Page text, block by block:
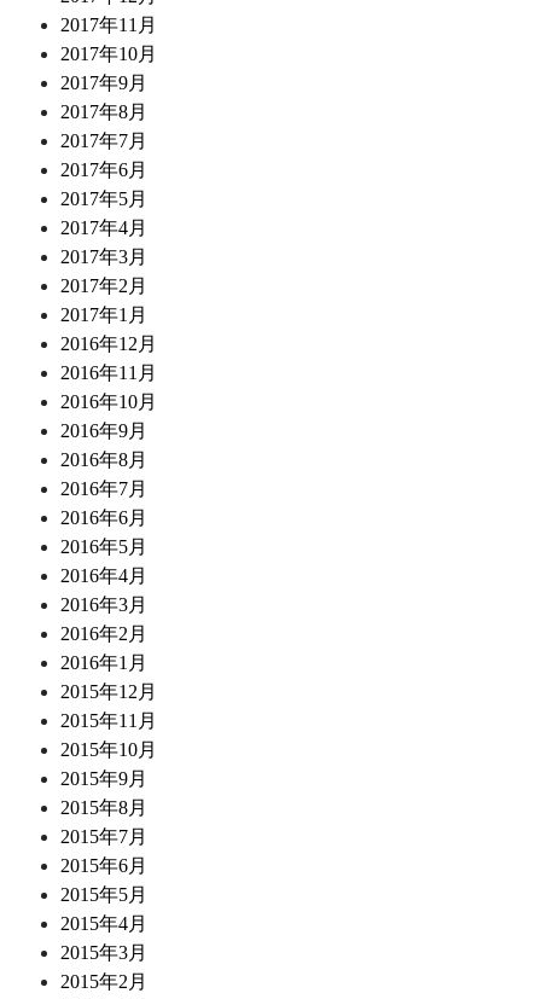
2017年11月
2017年10月
2017年9月
2017年8月
2017年7月
2017年6月
2017年5月
2017年4月
2017年3月
2017年2月
2017年1月
2016年12月
2016年11月
2016年10月
2016年9月
2016年8月
2016年7月
2016年6月
2016年5月
2016年4月
2016年3月
2016年2月
2016年1月
2015年12月
2015年11月
2015年10月
2015年9月
2015年8月
2015年7月
2015年6月
2015年5月
2015年4月
2015年3月
2015年2月